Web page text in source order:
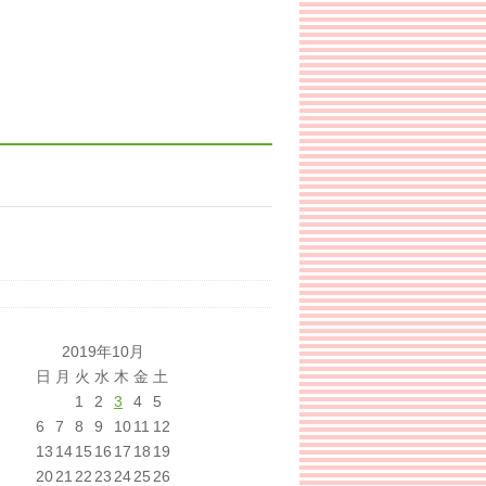
2019年10月
日 月 火 水 木 金 土
1
2 3 4
5
6
7 8 9 1011 12
13 1415 16 17 18 19
2021 22 23 2425 26